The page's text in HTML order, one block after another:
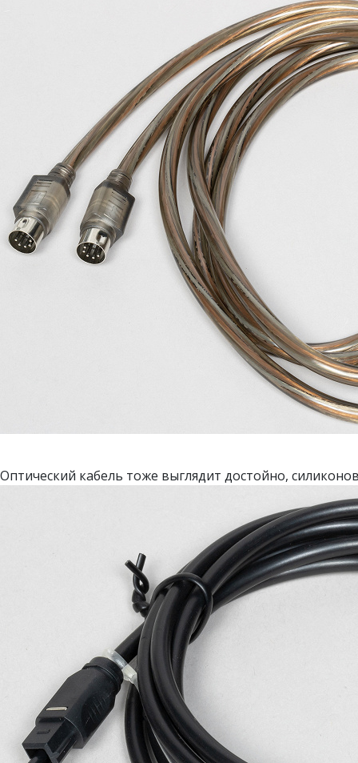
Оптический кабель тоже выглядит достойно,